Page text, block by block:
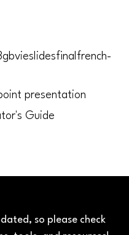
presentation
Guide
so please check